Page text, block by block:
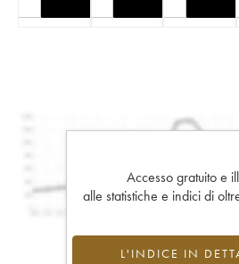
Accesso gratuito e
alle statistiche e indici di
L'INDICE IN